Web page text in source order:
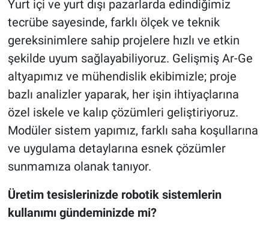
Yurt içi ve yurt dışı pazarlarda edindiğimiz
tecrübe sayesinde, farklı ölçek ve teknik
gereksinimlere sahip projelere hızlı ve etkin
şekilde uyum sağlayabiliyoruz. Gelişmiş Ar-Ge
altyapımız ve mühendislik ekibimizle; proje
bazlı analizler yaparak, her işin ihtiyaçlarına
özel iskele ve kalıp çözümleri geliştiriyoruz.
Modüler sistem yapımız, farklı saha koşullarına
ve uygulama detaylarına esnek çözümler
sunmamıza olanak tanıyor.
Üretim tesislerinizde robotik sistemlerin
kullanımı gündeminizde mi?